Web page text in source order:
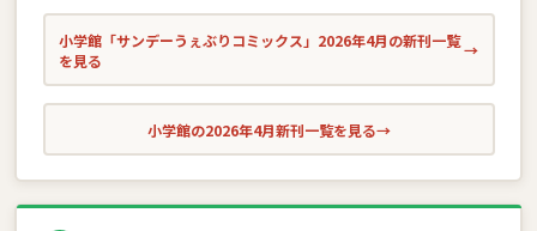
小学館「サンデーうぇぶりコミックス」2026年4月の新刊一覧
を見る
→
小学館の2026年4月新刊一覧を見る→